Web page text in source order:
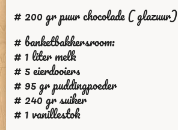
# 200 gr puur chocolade ( glazuur)
# banketbakkersroom:
# 1 liter melk
# 5 eierdooiers
# 95 gr puddingpoeder
# 240 gr suiker
# 1 vanillestok